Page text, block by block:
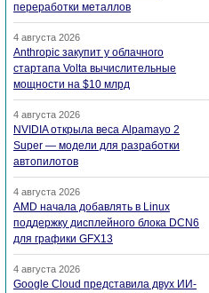
переработки металлов
4 августа 2026
Anthropic закупит у облачного
стартапа Volta вычислительные
мощности на $10 млрд
4 августа 2026
NVIDIA открыла веса Alpamayo 2
Super — модели для разработки
автопилотов
4 августа 2026
AMD начала добавлять в Linux
поддержку дисплейного блока DCN6
для графики GFX13
4 августа 2026
Google Cloud представила двух ИИ-